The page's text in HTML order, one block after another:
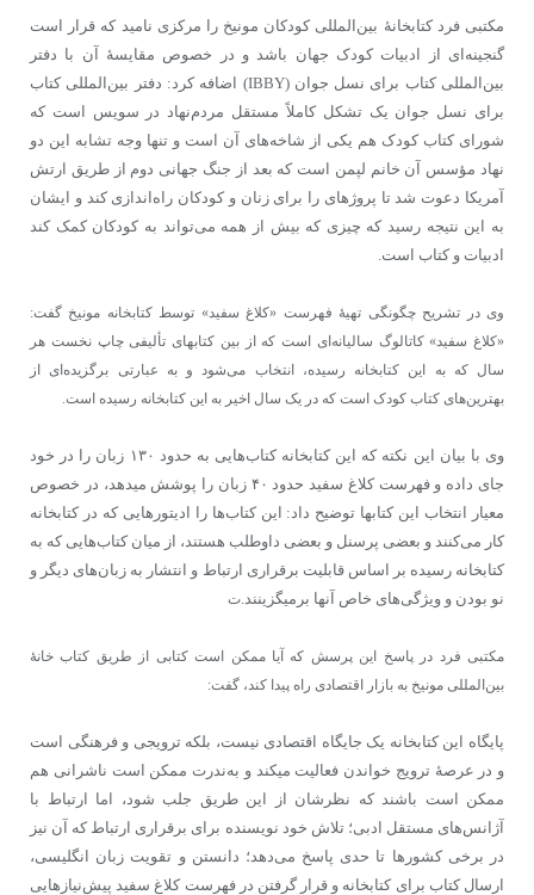
مکتبی فرد کتابخانۀ بین‌المللی کودکان مونیخ را مرکزی نامید که قرار است
گنجینه‌ای از ادبیات کودک جهان باشد و در خصوص مقایسۀ آن با دفتر
بین‌المللی کتاب برای نسل جوان (IBBY) اضافه کرد: دفتر بین‌المللی کتاب
برای نسل جوان یک تشکل کاملاً مستقل مردم‌نهاد در سویس است که
شورای کتاب کودک هم یکی از شاخه‌های آن است و تنها وجه تشابه این دو
نهاد مؤسس آن خانم لپمن است که بعد از جنگ جهانی دوم از طریق ارتش
آمریکا دعوت شد تا پروژه‎ای را برای زنان و کودکان راه‌اندازی کند و ایشان
به این نتیجه رسید که چیزی که بیش از همه می‌تواند به کودکان کمک کند
ادبیات و کتاب است.
وی در تشریح چگونگی تهیۀ فهرست «کلاغ سفید» توسط کتابخانه مونیخ گفت:
«کلاغ سفید» کاتالوگ سالیانه‌ای است که از بین کتاب‎های تألیفی چاپ نخست هر
سال که به این کتابخانه رسیده، انتخاب می‌شود و به عبارتی برگزیده‌ای از
بهترین‌های کتاب کودک است که در یک سال اخیر به این کتابخانه رسیده است.
وی با بیان این نکته که این کتابخانه کتاب‌هایی به حدود ۱۳۰ زبان را در خود
جای داده و فهرست کلاغ سفید حدود ۴۰ زبان را پوشش می‎دهد، در خصوص
معیار انتخاب این کتاب‎ها توضیح داد: این کتاب‌ها را ادیتورهایی که در کتابخانه
کار می‌کنند و بعضی پرسنل و بعضی داوطلب هستند، از میان کتاب‌‎هایی که به
کتابخانه رسیده بر اساس قابلیت برقراری ارتباط و انتشار به زبان‌های دیگر و
نو بودن و ویژگی‌های خاص آنها برمی‎گزینند.
ت
مکتبی فرد در پاسخ این پرسش که آیا ممکن است کتابی از طریق کتاب خانۀ
بین‏‌المللی مونیخ به بازار اقتصادی راه پیدا کند، گفت:
پایگاه این کتابخانه یک جایگاه اقتصادی نیست، بلکه ترویجی و فرهنگی است
و در عرصۀ ترویج خواندن فعالیت می‎کند و به‌ندرت ممکن است ناشرانی هم
ممکن است باشند که نظرشان از این طریق جلب شود، اما ارتباط با
آژانس‌های مستقل ادبی؛ تلاش خود نویسنده برای برقراری ارتباط که آن نیز
در برخی کشورها تا حدی پاسخ می‌دهد؛ دانستن و تقویت زبان انگلیسی،
ارسال کتاب برای کتابخانه و قرار گرفتن در فهرست کلاغ سفید پیش‌نیازهایی